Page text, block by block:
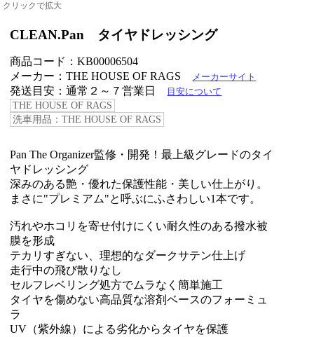
クリックで拡大
CLEAN.Pan タイヤドレッシング
商品コード：KB00006504
メーカー：THE HOUSE OF RAGS
メーカーサイト
発送目安：通常２～７営業日 目安について
THE HOUSE OF RAGS
洗車用品：THE HOUSE OF RAGS
Pan The Organizer監修・開発！最上級グレードのタイ
ヤドレッシング
深みのある艶・優れた保護性能・美しい仕上がり。
まさに"プレミアム"と呼ぶにふさわしい1本です。
汚れやホコリを寄せ付けにくい耐久性のある撥水被
膜を形成
テカリすぎない、理想的なダークサテン仕上げ
走行中の飛び散りなし
セルフレベリング処方でムラなく簡単施工
タイヤを傷めない高品質な溶剤ベースのフォーミュ
ラ
UV（紫外線）による劣化からタイヤを保護